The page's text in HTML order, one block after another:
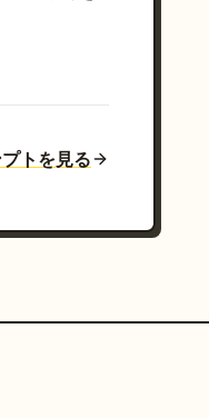
トを見る